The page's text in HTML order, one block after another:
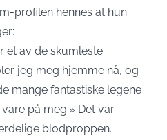
profilen hennes at hun
et av de skumleste
jeg meg hjemme nå, og
mange fantastiske legene
på meg.» Det var
blodproppen.